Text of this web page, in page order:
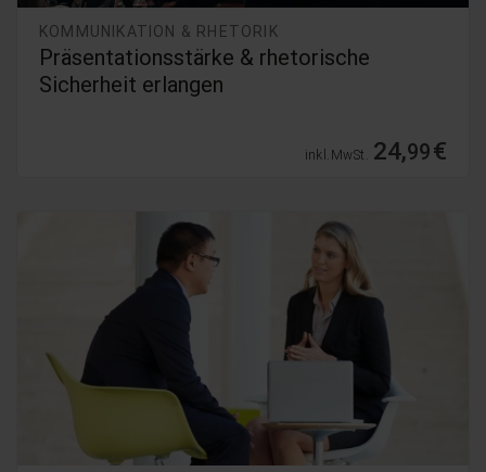
KOMMUNIKATION & RHETORIK
Präsentationsstärke & rhetorische
Sicherheit erlangen
inkl. MwSt. 24,99€